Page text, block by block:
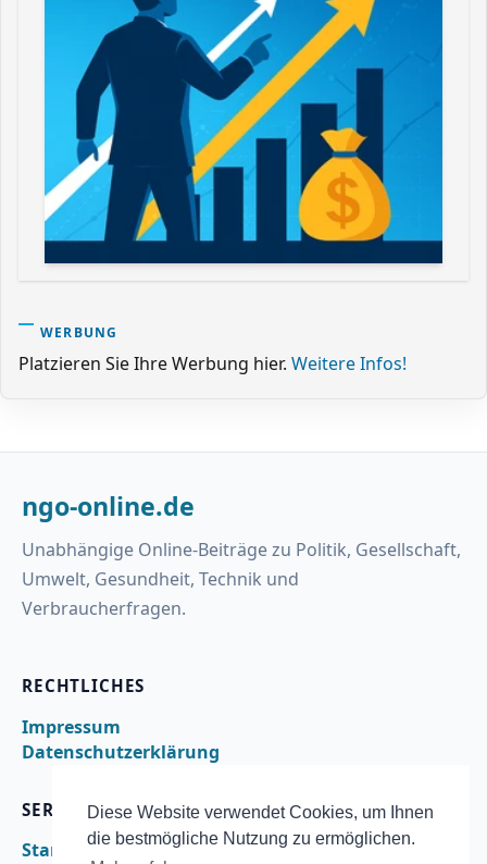
Diese Website verwendet Cookies, um Ihnen
die bestmögliche Nutzung zu ermöglichen.
WERBUNG
Platzieren Sie Ihre Werbung hier. Weitere Infos!
ngo-online.de
Unabhängige Online-Beiträge zu Politik, Gesellschaft,
Umwelt, Gesundheit, Technik und
Verbraucherfragen.
RECHTLICHES
Impressum
Datenschutzerklärung
SERVICE
Startseite